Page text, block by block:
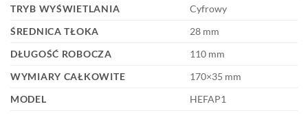
TRYB WYŚWIETLANIA
Cyfrowy
ŚREDNICA TŁOKA
28 mm
DŁUGOŚĆ ROBOCZA
110 mm
WYMIARY CAŁKOWITE
170×35 mm
MODEL
HEFAP1